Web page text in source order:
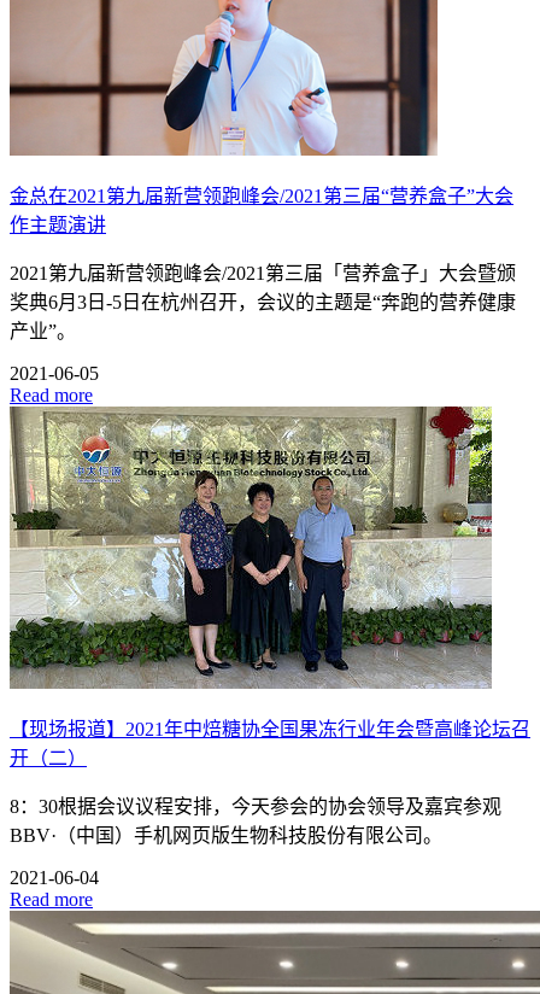
金总在2021第九届新营领跑峰会/2021第三届“营养盒子”大会
作主题演讲
2021第九届新营领跑峰会/2021第三届「营养盒子」大会暨颁
奖典6月3日-5日在杭州召开，会议的主题是“奔跑的营养健康
产业”。
2021-06-05
Read more
【现场报道】2021年中焙糖协全国果冻行业年会暨高峰论坛召
开（二）
8：30根据会议议程安排，今天参会的协会领导及嘉宾参观
BBV·（中国）手机网页版生物科技股份有限公司。
2021-06-04
Read more